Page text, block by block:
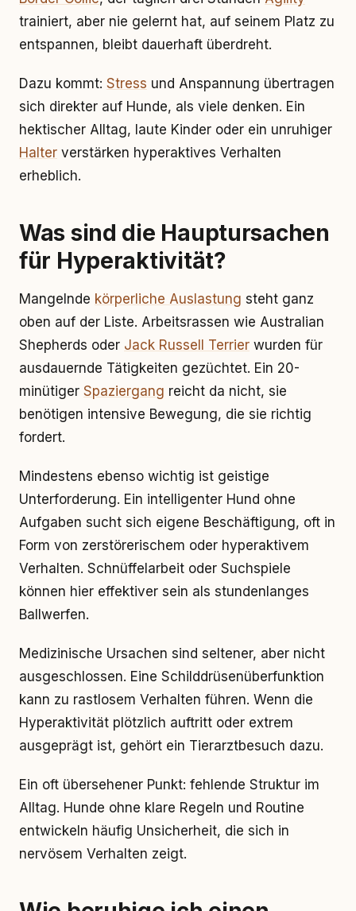
trainiert, aber nie gelernt hat, auf seinem Platz zu
entspannen, bleibt dauerhaft überdreht.
Dazu kommt: Stress und Anspannung übertragen
sich direkter auf Hunde, als viele denken. Ein
hektischer Alltag, laute Kinder oder ein unruhiger
Halter verstärken hyperaktives Verhalten
erheblich.
Was sind die Hauptursachen
für Hyperaktivität?
Mangelnde körperliche Auslastung steht ganz
oben auf der Liste. Arbeitsrassen wie Australian
Shepherds oder Jack Russell Terrier wurden für
ausdauernde Tätigkeiten gezüchtet. Ein 20-
minütiger Spaziergang reicht da nicht, sie
benötigen intensive Bewegung, die sie richtig
fordert.
Mindestens ebenso wichtig ist geistige
Unterforderung. Ein intelligenter Hund ohne
Aufgaben sucht sich eigene Beschäftigung, oft in
Form von zerstörerischem oder hyperaktivem
Verhalten. Schnüffelarbeit oder Suchspiele
können hier effektiver sein als stundenlanges
Ballwerfen.
Medizinische Ursachen sind seltener, aber nicht
ausgeschlossen. Eine Schilddrüsenüberfunktion
kann zu rastlosem Verhalten führen. Wenn die
Hyperaktivität plötzlich auftritt oder extrem
ausgeprägt ist, gehört ein Tierarztbesuch dazu.
Ein oft übersehener Punkt: fehlende Struktur im
Alltag. Hunde ohne klare Regeln und Routine
entwickeln häufig Unsicherheit, die sich in
nervösem Verhalten zeigt.